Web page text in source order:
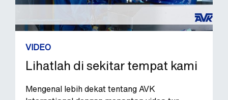
VIDEO
Lihatlah di sekitar tempat kami
Mengenal lebih dekat tentang AVK